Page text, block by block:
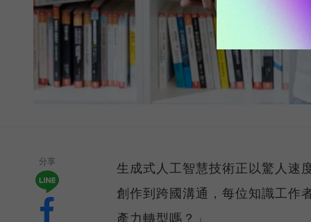
分享
生成式人工智慧技術正以驚人速
創作到跨國溝通，每位知識工作
產力轉型嗎？」